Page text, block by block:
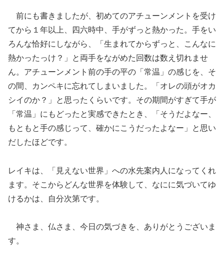
前にも書きましたが、初めてのアチューンメントを受け
てから１年以上、四六時中、手がずっと熱かった。手をい
ろんな恰好にしながら、「生まれてからずっと、こんなに
熱かったっけ？」と両手をながめた回数は数え切れませ
ん。アチューンメント前の手の平の「常温」の感じを、そ
の間、カンペキに忘れてしまいました。「オレの頭がオカ
シイのか？」と思ったくらいです。その期間がすぎて手が
「常温」にもどったと実感できたとき、「そうだよなー、
もともと手の感じって、確かにこうだったよなー」と思い
だしたほどです。
レイキは、「見えない世界」への水先案内人になってくれ
ます。そこからどんな世界を体験して、なにに気づいてゆ
けるかは、自分次第です。
神さま、仏さま、今日の気づきを、ありがとうございま
す。